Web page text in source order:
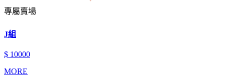
專屬賣場
J組
$ 10000
MORE